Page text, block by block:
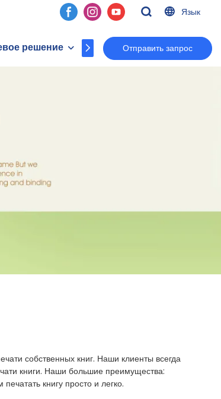
Язык
решение О копиях Контакт
Отправить запрос
собственных книг. Наши клиенты всегда
книги. Наши большие преимущества:
книгу просто и легко.